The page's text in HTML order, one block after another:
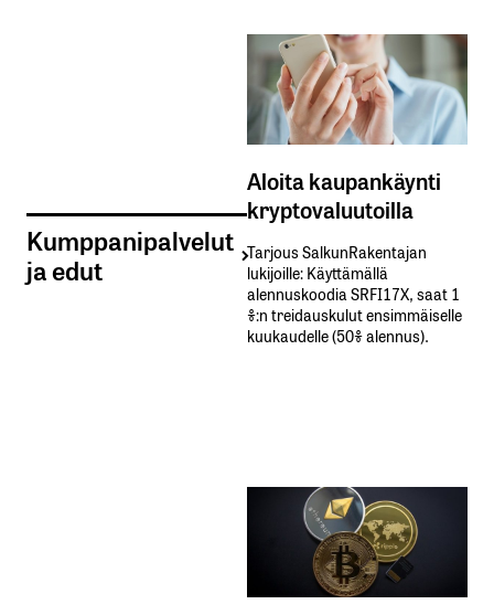
Kumppanipalvelut
ja edut
Aloita kaupankäynti
kryptovaluutoilla
Tarjous SalkunRakentajan
lukijoille: Käyttämällä​ ​
alennuskoodia​ ​SRFI17X,​ ​saat​ ​1
%:n treidauskulut​ ​ensimmäiselle​ ​
kuukaudelle​ ​(50%​ ​alennus).